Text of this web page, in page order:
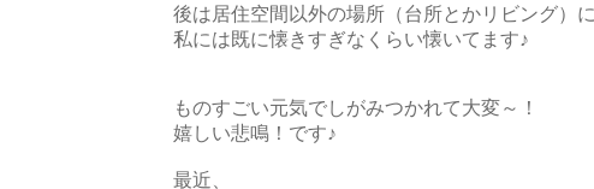
後は居住空間以外の場所（台所とかリビング）
私には既に懐きすぎなくらい懐いてます♪
ものすごい元気でしがみつかれて大変～！
嬉しい悲鳴！です♪
最近、